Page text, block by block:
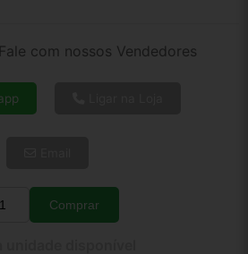
com nossos Vendedores
Quantidade
Comprar